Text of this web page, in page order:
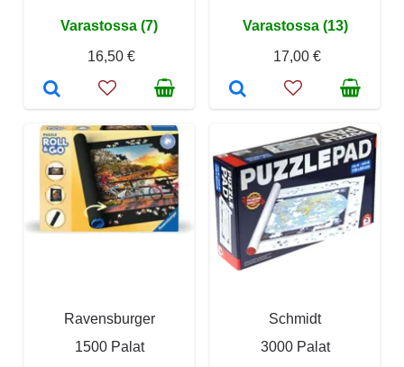
Varastossa (7)
16,50 €
Varastossa (13)
17,00 €
Ravensburger
1500 Palat
Schmidt
3000 Palat